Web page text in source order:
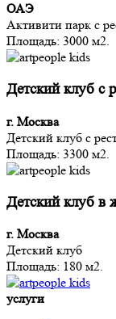
ОАЭ
Активити парк с
Площадь: 3000 м2.
Детский клуб с
г. Москва
Детский клуб с
Площадь: 3300 м2.
Детский клуб в
г. Москва
Детский клуб
Площадь: 180 м2.
услуги